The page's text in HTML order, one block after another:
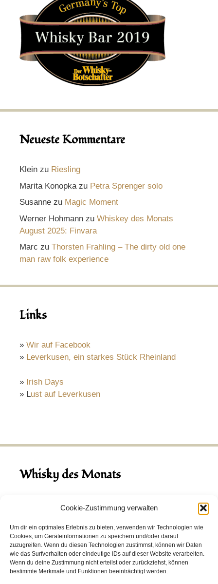
Cookie-Zustimmung verwalten
Um dir ein optimales Erlebnis zu bieten, verwenden wir Technologien wie
Cookies, um Geräteinformationen zu speichern und/oder darauf
zuzugreifen. Wenn du diesen Technologien zustimmst, können wir Daten
wie das Surfverhalten oder eindeutige IDs auf dieser Website verarbeiten.
Wenn du deine Zustimmung nicht erteilst oder zurückziehst, können
bestimmte Merkmale und Funktionen beeinträchtigt werden.
Neueste Kommentare
Klein zu Riesling
Marita Konopka zu Petra Sprenger solo
Susanne zu Magic Moment
Werner Hohmann zu Whiskey des Monats
August 2025: Finvara
Marc zu Thorsten Frahling – The dirty old one
man raw folk experience
Links
» Wir auf Facebook
» Leverkusen, ein starkes Stück Rheinland
» Irish Days
» Lust auf Leverkusen
Whisky des Monats
August 2026
Hinch Double Wood
Destillerie:Hinch(Irland)
Single Malt, 43.0%
Peated: Nein